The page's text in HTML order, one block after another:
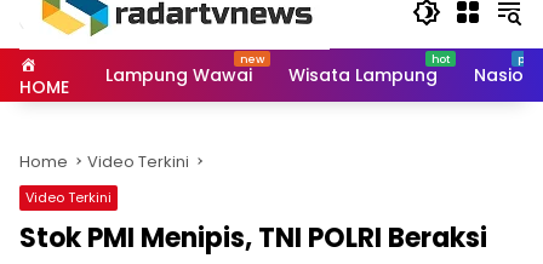
HOME Lampung Wawai Wisata Lampung
Home Video Terkini
Video Terkini
Stok PMI Menipis, TNI POLRI Beraksi